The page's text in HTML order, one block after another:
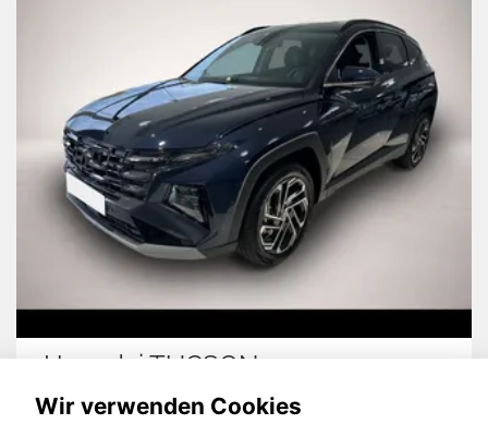
Hyundai TUCSON
Wir verwenden Cookies